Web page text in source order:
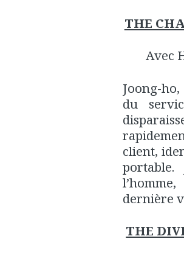
THE
Avec
Joong-
du
client,
portable.
dernière
THE